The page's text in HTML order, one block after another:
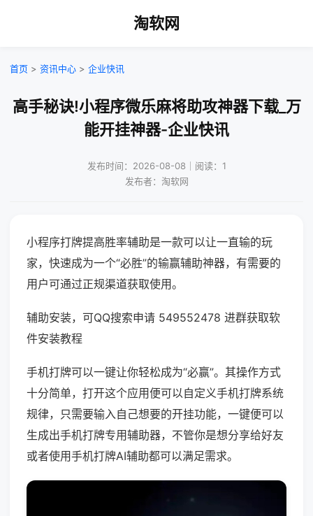
淘软网
首页 > 资讯中心 > 企业快讯
高手秘诀!小程序微乐麻将助攻神器下载_万
能开挂神器-企业快讯
发布时间：2026-08-08｜阅读：1
发布者：淘软网
小程序打牌提高胜率辅助是一款可以让一直输的玩
家，快速成为一个“必胜”的输赢辅助神器，有需要的
用户可通过正规渠道获取使用。
辅助安装，可QQ搜索申请 549552478 进群获取软
件安装教程
手机打牌可以一键让你轻松成为“必赢”。其操作方式
十分简单，打开这个应用便可以自定义手机打牌系统
规律，只需要输入自己想要的开挂功能，一键便可以
生成出手机打牌专用辅助器，不管你是想分享给好友
或者使用手机打牌AI辅助都可以满足需求。